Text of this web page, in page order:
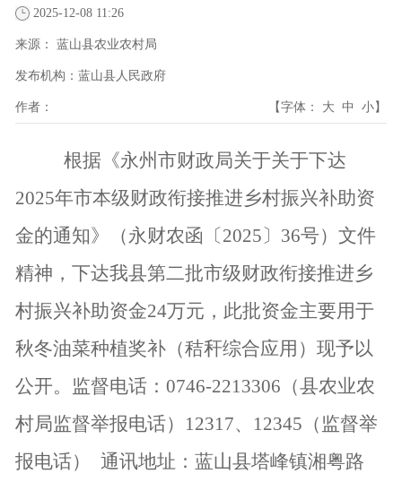
2025-12-08 11:26
来源： 蓝山县农业农村局
发布机构： 蓝山县人民政府
作者： 【字体： 大 中 小】
根据 《永州市财政局关于关于下达
2025年市本级财政衔接推进乡村振兴补助资
金的通知》 （永财农函〔2025〕36号）文件
精神，下达我县第二批市级财政衔接推进乡
村振兴补助资金24万元，此批资金主要用于
秋冬油菜种植奖补（秸秆综合应用）现予以
公开。 监督电话： 0746-2213306 （县农业农
村局监督举报电话） 12317、12345（监督举
报电话）
通讯地址：蓝山县塔峰镇湘粤路